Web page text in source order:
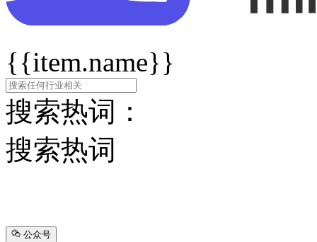
{{item.name}}
搜索热词：
搜索热词
公众号